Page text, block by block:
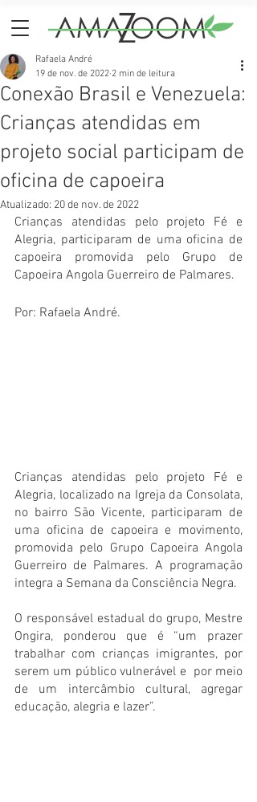
Conexão Brasil e Venezuela:
Crianças atendidas em
projeto social participam de
oficina de capoeira
Rafaela André
19 de nov. de 2022 2 min de leitura
Atualizado: 20 de nov. de 2022
Crianças atendidas pelo projeto Fé e
Alegria, participaram de uma oficina de
capoeira promovida pelo Grupo de
Capoeira Angola Guerreiro de Palmares.
Por: Rafaela André.
Crianças atendidas pelo projeto Fé e
Alegria, localizado na Igreja da Consolata,
no bairro São Vicente, participaram de
uma oficina de capoeira e movimento,
promovida pelo Grupo Capoeira Angola
Guerreiro de Palmares. A programação
integra a Semana da Consciência Negra.
O responsável estadual do grupo, Mestre
Ongira, ponderou que é “um prazer
trabalhar com crianças imigrantes, por
serem um público vulnerável e  por meio
de um intercâmbio cultural, agregar
educação, alegria e lazer”.